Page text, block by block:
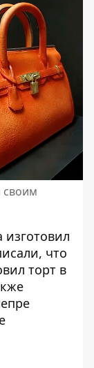
своим
изготовил
что
торт в